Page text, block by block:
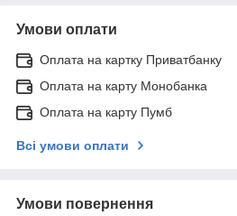
Умови оплати
Оплата на картку Приватбанку
Оплата на карту Монобанка
Оплата на карту Пумб
Всі умови оплати
Умови повернення